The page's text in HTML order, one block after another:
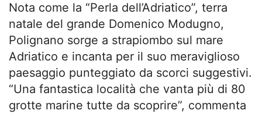
Nota come la “Perla dell’Adriatico”, terra
natale del grande Domenico Modugno,
Polignano sorge a strapiombo sul mare
Adriatico e incanta per il suo meraviglioso
paesaggio punteggiato da scorci suggestivi.
“Una fantastica località che vanta più di 80
grotte marine tutte da scoprire”, commenta